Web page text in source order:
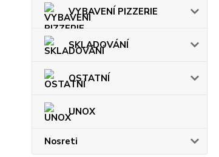
VYBAVENÍ PIZZERIE
SKLADOVÁNÍ
OSTATNÍ
UNOX
Nosreti